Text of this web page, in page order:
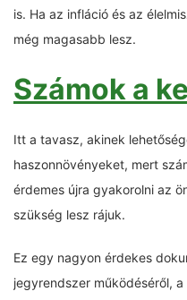
is. Ha az infláció és az
még magasabb lesz.
Számok a
Itt a tavasz, akinek
haszonnövényeket, mert
érdemes újra gyakorolni az
szükség lesz rájuk.
Ez egy nagyon érdekes
jegyrendszer működéséről,